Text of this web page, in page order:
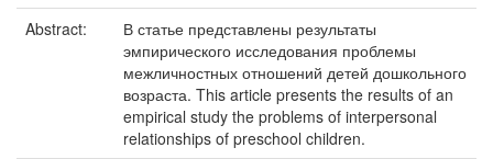
Abstract:
В статье представлены результаты
эмпирического исследования проблемы
межличностных отношений детей дошкольного
возраста. This article presents the results of an
empirical study the problems of interpersonal
relationships of preschool children.